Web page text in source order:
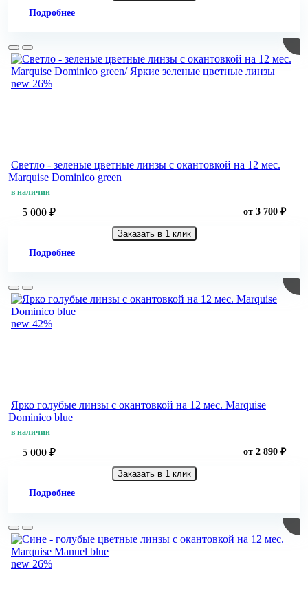
Подробнее
new 26%
Светло - зеленые цветные линзы c окантовкой на 12 мес.
Marquise Dominico green
в наличии
5 000 ₽ от 3 700 ₽
Заказать в 1 клик
Подробнее
new 42%
Ярко голубые линзы c окантовкой на 12 мес. Marquise
Dominico blue
в наличии
5 000 ₽ от 2 890 ₽
Заказать в 1 клик
Подробнее
new 26%